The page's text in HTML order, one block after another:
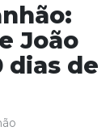
João
dias de